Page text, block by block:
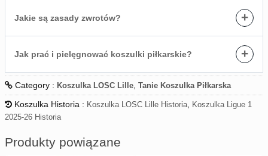
Jakie są zasady zwrotów? +
Jak prać i pielęgnować koszulki piłkarskie? +
Category : Koszulka LOSC Lille, Tanie Koszulka Piłkarska
Koszulka Historia : Koszulka LOSC Lille Historia, Koszulka Ligue 1
2025-26 Historia
Produkty powiązane